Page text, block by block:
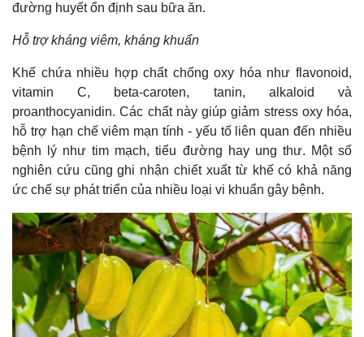
đường huyết ổn định sau bữa ăn.
Hỗ trợ kháng viêm, kháng khuẩn
Khế chứa nhiều hợp chất chống oxy hóa như flavonoid,
vitamin C, beta-caroten, tanin, alkaloid và
proanthocyanidin. Các chất này giúp giảm stress oxy hóa,
hỗ trợ hạn chế viêm mạn tính - yếu tố liên quan đến nhiều
bệnh lý như tim mạch, tiểu đường hay ung thư. Một số
nghiên cứu cũng ghi nhận chiết xuất từ khế có khả năng
ức chế sự phát triển của nhiều loại vi khuẩn gây bệnh.